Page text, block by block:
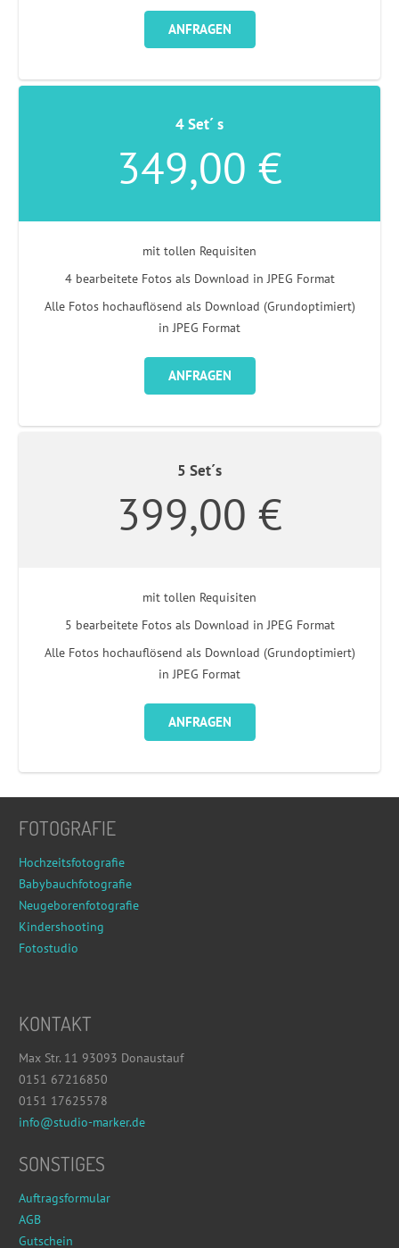
ANFRAGEN
4 Set´ s
349,00 €
mit tollen Requisiten
4 bearbeitete Fotos als Download in JPEG Format
Alle Fotos hochauflösend als Download (Grundoptimiert)
in JPEG Format
ANFRAGEN
5 Set´s
399,00 €
mit tollen Requisiten
5 bearbeitete Fotos als Download in JPEG Format
Alle Fotos hochauflösend als Download (Grundoptimiert)
in JPEG Format
ANFRAGEN
FOTOGRAFIE
Hochzeitsfotografie
Babybauchfotografie
Neugeborenfotografie
Kindershooting
Fotostudio
KONTAKT
Max Str. 11 93093 Donaustauf
0151 67216850
0151 17625578
info@studio-marker.de
SONSTIGES
Auftragsformular
AGB
Gutschein